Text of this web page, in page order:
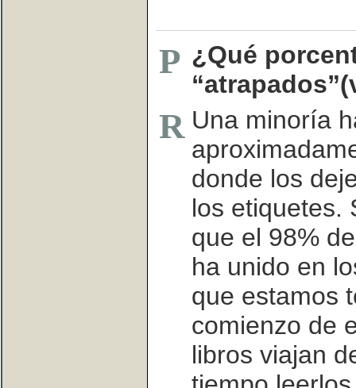
P ¿Qué
R Una minoría
donde los
los etiquetes.
que el 98%
ha unido en
que estamos
comienzo de
libros viajan